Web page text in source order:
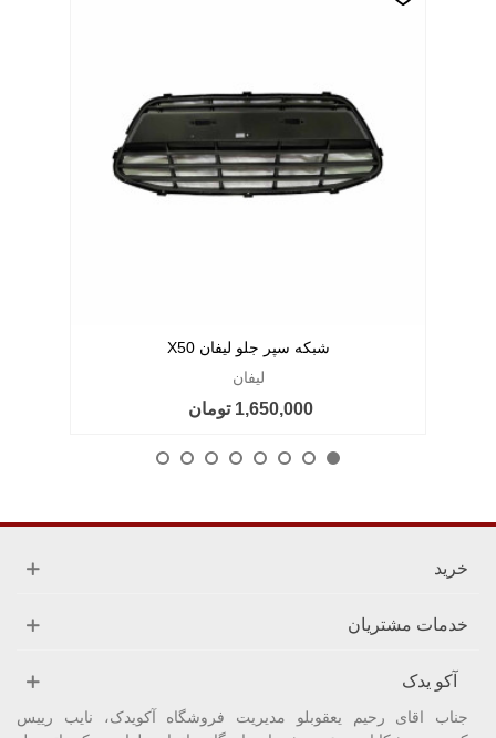
شبکه سپر جلو لیفان X50
لیفان
1,650,000 تومان
خرید
خدمات مشتریان
آکو یدک
جناب اقای رحیم یعقوبلو مدیریت فروشگاه آکویدک، نایب رییس